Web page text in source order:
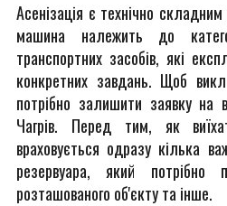
Асенізація є технічно
машина належить до
транспортних засобів, які
конкретних завдань. Щоб
потрібно залишити заявку
Чагрів. Перед тим, як
враховується одразу кілька
резервуара, який потрібно
розташованого об'єкту та інше.